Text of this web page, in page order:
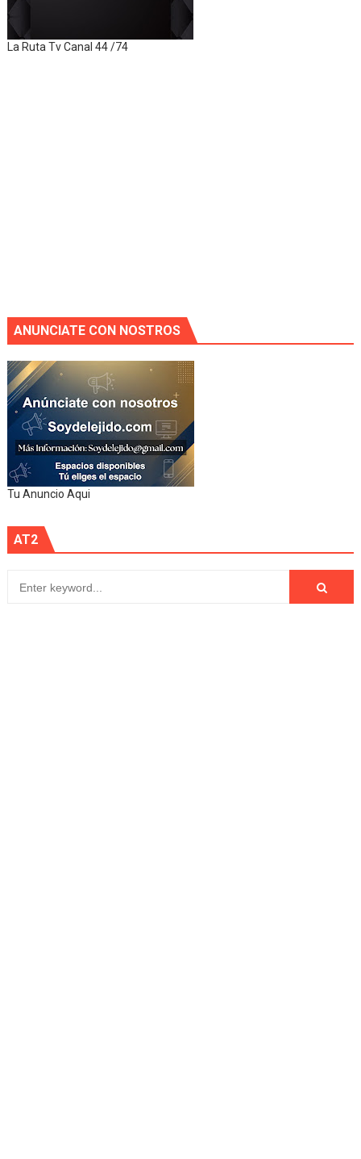
La Ruta Tv Canal 44 /74
ANUNCIATE CON NOSTROS
Tu Anuncio Aqui
AT2